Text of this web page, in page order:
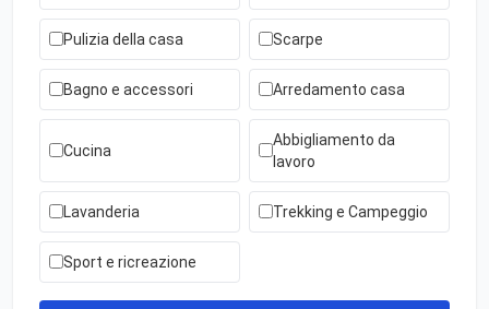
Pulizia della casa Scarpe
Bagno e accessori Arredamento casa
Cucina
Abbigliamento da
lavoro
Lavanderia Trekking e Campeggio
Sport e ricreazione